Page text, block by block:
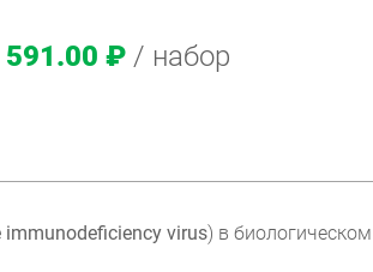
591.00 ₽ / набор
immunodeficiency virus) в